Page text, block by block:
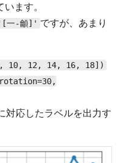
ます。
一-龥]' ですが、あまり
10, 12, 14, 16, 18])
対応したラベルを出力す